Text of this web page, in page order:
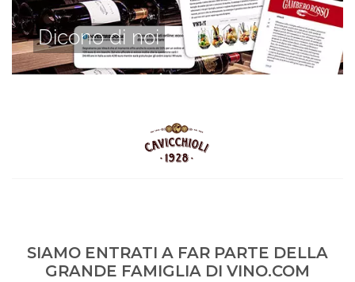
Dicono di noi
SIAMO ENTRATI A FAR PARTE DELLA
GRANDE FAMIGLIA DI VINO.COM